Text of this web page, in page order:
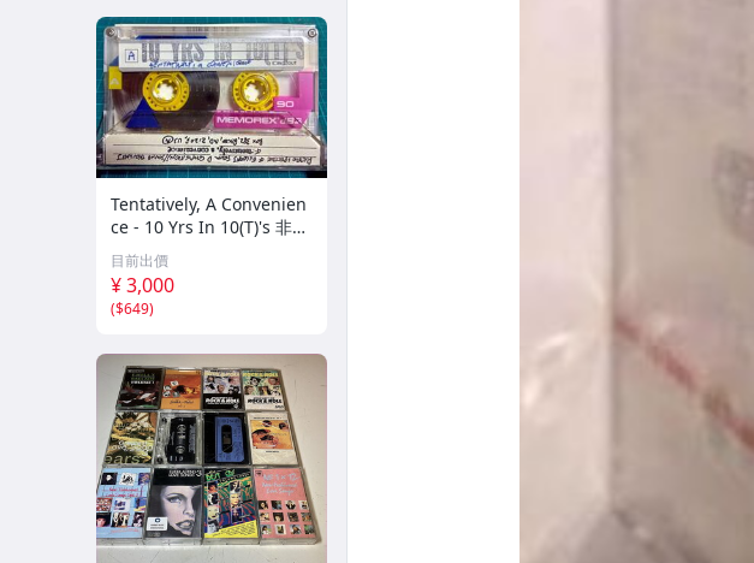
Tentatively, A Convenien
ce - 10 Yrs In 10(T)'s 非音
楽 ノイズ アヴァンギャ
ルド
目前出價
¥ 3,000
($649)